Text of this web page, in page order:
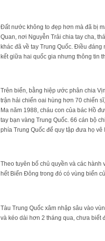
Đất nước không to đẹp hơn mà đã bị
Quan, nơi Nguyễn Trải chia tay cha,
khác đã về tay Trung Quốc. Điều
kết giữa hai quốc gia nhưng thông tin
Trên biển, bằng hiệp ước phân chia
trận hải chiến oai hùng hơn 70 chiến
Ma năm 1988, cháu con của bác Hồ
tay bạn vàng Trung Quốc. 66 cán bộ
phía Trung Quốc để quy tập đưa họ vê
Theo tuyên bố chủ quyền và các
hết Biển Đông trong đó có vùng biển
Tàu Trung Quốc xâm nhập sâu vào
và kéo dài hơn 2 tháng qua, chưa biết